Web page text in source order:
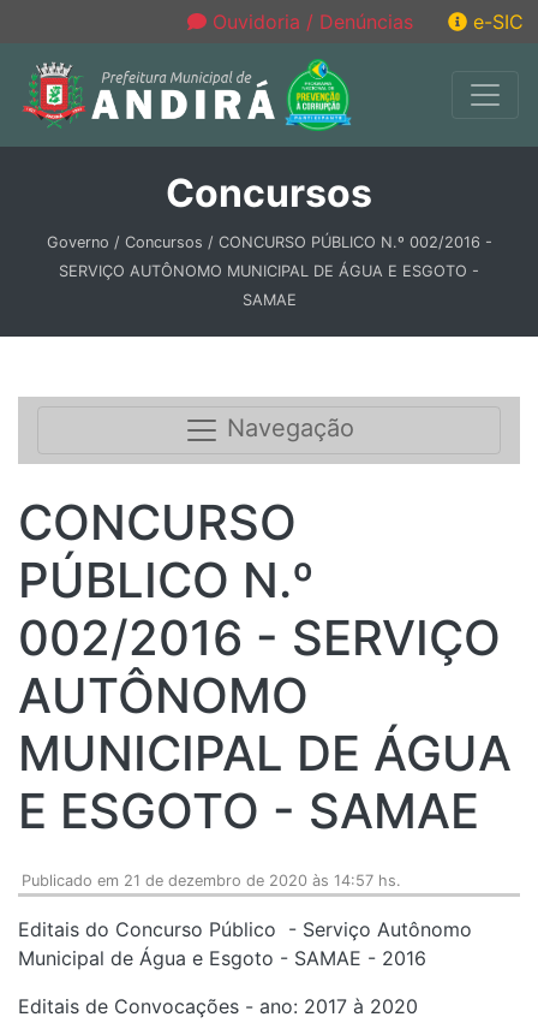
Ouvidoria / Denúncias e-SIC
Concursos
Governo / Concursos / CONCURSO PÚBLICO N.º 002/2016 -
SERVIÇO AUTÔNOMO MUNICIPAL DE ÁGUA E ESGOTO -
SAMAE
Navegação
CONCURSO
PÚBLICO N.º
002/2016 - SERVIÇO
AUTÔNOMO
MUNICIPAL DE ÁGUA
E ESGOTO - SAMAE
Publicado em 21 de dezembro de 2020 às 14:57 hs.
Editais do Concurso Público - Serviço Autônomo
Municipal de Água e Esgoto - SAMAE - 2016
Editais de Convocações - ano: 2017 à 2020